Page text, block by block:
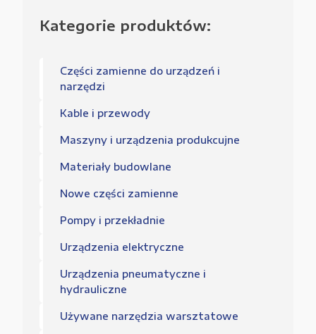
Kategorie produktów:
Części zamienne do urządzeń i
narzędzi
Kable i przewody
Maszyny i urządzenia produkcujne
Materiały budowlane
Nowe części zamienne
Pompy i przekładnie
Urządzenia elektryczne
Urządzenia pneumatyczne i
hydrauliczne
Używane narzędzia warsztatowe